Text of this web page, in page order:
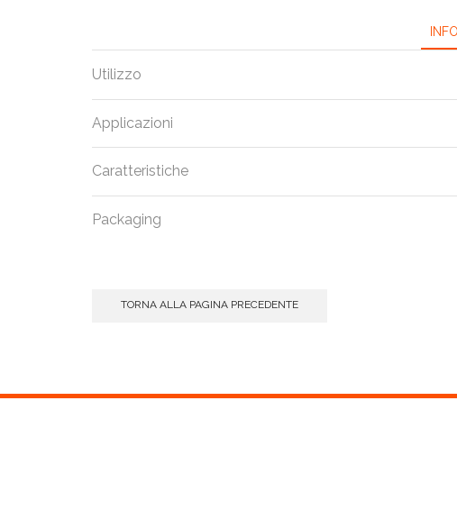
Utilizzo
Applicazioni
Caratteristiche
Packaging
TORNA ALLA PAGINA PRECEDENTE